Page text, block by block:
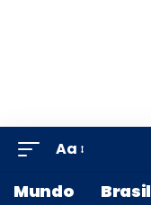
Aa
Mundo Brasil